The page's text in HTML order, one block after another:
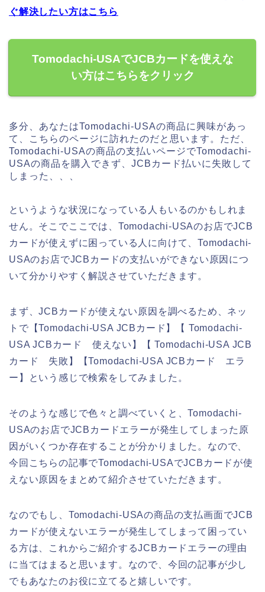
ぐ解決したい方はこちら
Tomodachi-USAでJCBカードを使えな
い方はこちらをクリック
多分、あなたはTomodachi-USAの商品に興味があっ
て、こちらのページに訪れたのだと思います。ただ、
Tomodachi-USAの商品の支払いページでTomodachi-
USAの商品を購入できず、JCBカード払いに失敗して
しまった、、、
というような状況になっている人もいるのかもしれま
せん。そこでここでは、Tomodachi-USAのお店でJCB
カードが使えずに困っている人に向けて、Tomodachi-
USAのお店でJCBカードの支払いができない原因につ
いて分かりやすく解説させていただきます。
まず、JCBカードが使えない原因を調べるため、ネッ
トで【Tomodachi-USA JCBカード】【 Tomodachi-
USA JCBカード 使えない】【 Tomodachi-USA JCB
カード 失敗】【Tomodachi-USA JCBカード エラ
ー】という感じで検索をしてみました。
そのような感じで色々と調べていくと、Tomodachi-
USAのお店でJCBカードエラーが発生してしまった原
因がいくつか存在することが分かりました。なので、
今回こちらの記事でTomodachi-USAでJCBカードが使
えない原因をまとめて紹介させていただきます。
なのでもし、Tomodachi-USAの商品の支払画面でJCB
カードが使えないエラーが発生してしまって困ってい
る方は、これからご紹介するJCBカードエラーの理由
に当てはまると思います。なので、今回の記事が少し
でもあなたのお役に立てると嬉しいです。